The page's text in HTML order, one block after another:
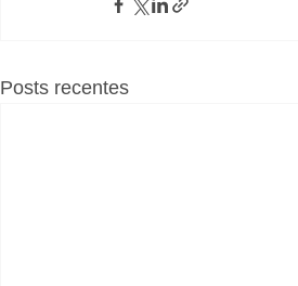
Posts recentes